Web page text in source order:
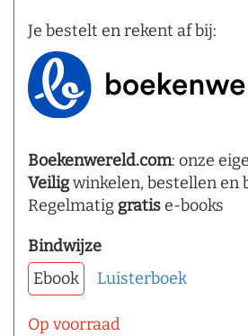
Je bestelt en rekent af bij:
Boekenwereld.com: onze
Veiligwinkelen, bestellen en
Regelmatig gratise-books
Bindwijze
Ebook
Luisterboek
Op voorraad